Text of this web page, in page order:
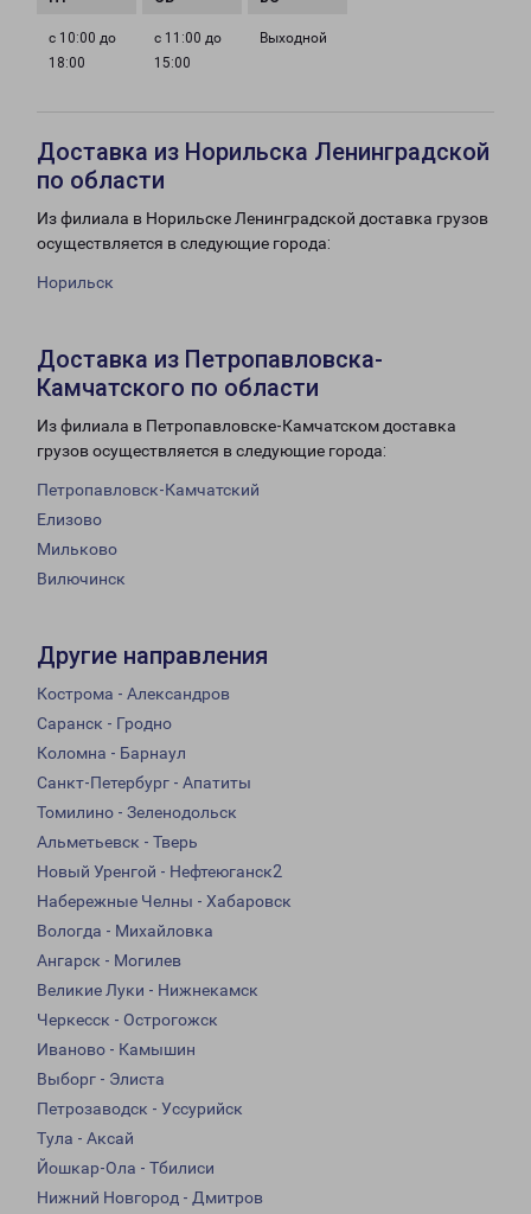
с 10:00 до
18:00
с 11:00 до
15:00
Выходной
Доставка из Норильска Ленинградской
по области
Из филиала в Норильске Ленинградской доставка грузов
осуществляется в следующие города:
Норильск
Доставка из Петропавловска-
Камчатского по области
Из филиала в Петропавловске-Камчатском доставка
грузов осуществляется в следующие города:
Петропавловск-Камчатский
Елизово
Мильково
Вилючинск
Другие направления
Кострома - Александров
Саранск - Гродно
Коломна - Барнаул
Санкт-Петербург - Апатиты
Томилино - Зеленодольск
Альметьевск - Тверь
Новый Уренгой - Нефтеюганск2
Набережные Челны - Хабаровск
Вологда - Михайловка
Ангарск - Могилев
Великие Луки - Нижнекамск
Черкесск - Острогожск
Иваново - Камышин
Выборг - Элиста
Петрозаводск - Уссурийск
Тула - Аксай
Йошкар-Ола - Тбилиси
Нижний Новгород - Дмитров